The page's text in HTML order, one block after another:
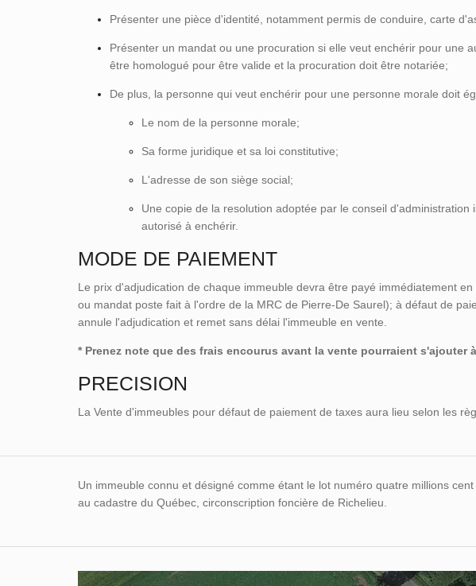
Présenter une pièce d'identité, notamment permis de conduire, carte
Présenter un mandat ou une procuration si elle veut enchérir pour une
être homologué pour être valide et la procuration doit être notariée;
De plus, la personne qui veut enchérir pour une personne morale doit
Le nom de la personne morale;
Sa forme juridique et sa loi constitutive;
L'adresse de son siège social;
Une copie de la resolution adoptée par le conseil
autorisé à enchérir.
MODE DE PAIEMENT
Le prix d'adjudication de chaque immeuble devra être payé immédiatement
ou mandat poste fait à l'ordre de la MRC de Pierre-De Saurel); à défaut de
annule l'adjudication et remet sans délai l'immeuble en vente.
* Prenez note que des frais encourus avant la vente pourraient s'ajouter
PRECISION
La Vente d'immeubles pour défaut de paiement de taxes aura lieu selon les
Un immeuble connu et désigné comme étant le lot numéro quatre millions
au cadastre du Québec, circonscription foncière de Richelieu.